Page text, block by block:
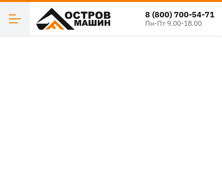
8 (800) 700-54-71
Пн-Пт 9.00-18.00